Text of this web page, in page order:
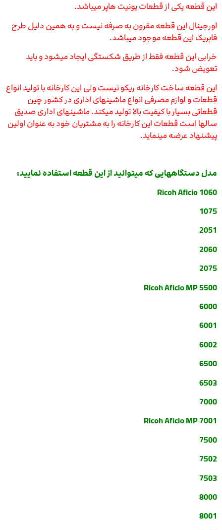
این قطعه یکی از قطعات یونیت هاپر میباشد.
اورجینال این قطعه مقرون به صرفه نیست و به همین دلیل طرح
فابریک این قطعه موجود میباشد.
خرابی این قطعه فقط از طریق شکستگی ایجاد میشود و باید
تعویض شود.
این قطعه ساخت کارخانه ریکو نیست ولی این کارخانه با تولید انواع
قطعات و لوازم مصرفی انواع ماشینهای اداری در کشور چین
قطعاتی بسیار با کیفیت بالا تولید میکند. ماشینهای اداری صدیق
سالها است قطعات این کارخانه را به مشتریان خود به عنوان اولین
پیشنهاد عرضه مینماید.
مدل دستگاههایی که میتوانید از این قطعه استفاده نمایید:
Ricoh Aficio 1060
1075
2051
2060
2075
Ricoh Aficio MP 5500
6000
6001
6002
6500
6503
7000
Ricoh Aficio MP 7001
7500
7502
7503
8000
8001